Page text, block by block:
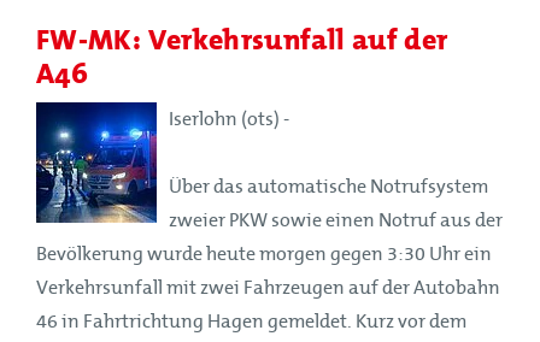
FW-MK: Verkehrsunfall auf der
A46
Iserlohn (ots) -
Über das automatische Notrufsystem
zweier PKW sowie einen Notruf aus der
Bevölkerung wurde heute morgen gegen 3:30 Uhr ein
Verkehrsunfall mit zwei Fahrzeugen auf der Autobahn
46 in Fahrtrichtung Hagen gemeldet. Kurz vor dem